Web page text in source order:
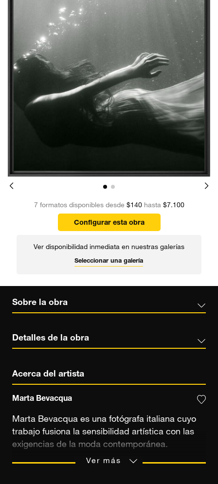
7 formatos disponibles desde $140hasta $7.100
Configurar esta obra
Ver disponibilidad inmediata en nuestras galerías
Seleccionar una galería
Sobre la obra
Detalles de la obra
Acerca del artista
Marta Bevacqua
Marta Bevacqua es una fotógrafa italiana cuyo
trabajo fusiona la sensibilidad artística con las
exigencias de la moda contemporánea.
Descubrió la fotografía en el instituto, creando
Ver más